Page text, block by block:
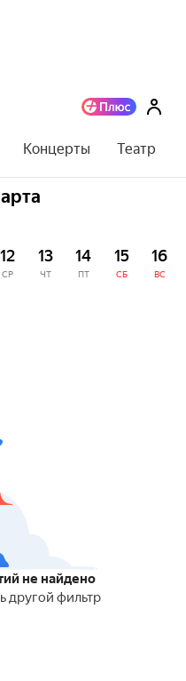
Концерты Театр
12
СР
13
ЧТ
14
ПТ
15
СБ
16
ВС
не найдено
другой фильтр